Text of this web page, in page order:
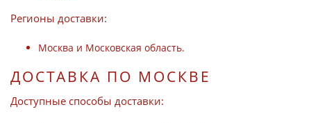
Регионы доставки:
Москва и Московская область.
ДОСТАВКА ПО МОСКВЕ
Доступные способы доставки: